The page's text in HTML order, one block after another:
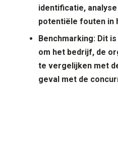
identificatie,
potentiële fouten in
Benchmarking: Dit
om het bedrijf, de
te vergelijken met
geval met de